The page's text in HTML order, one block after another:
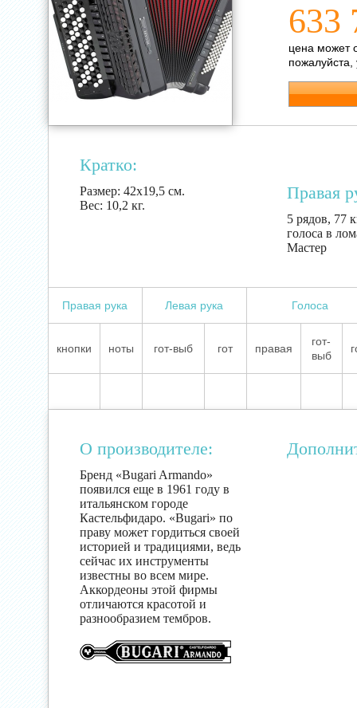
633
цена может
пожалуйста,
Кратко:
Размер: 42х19,5 см.
Вес: 10,2 кг.
Правая
5 рядов, 77
голоса в
Мастер
Правая рука Левая рука Голоса
кнопки ноты гот-выб гот правая
гот-
выб
О производителе:
Бренд «Bugari Armando»
появился еще в 1961 году в
итальянском городе
Кастельфидаро. «Bugari» по
праву может гордиться своей
историей и традициями, ведь
сейчас их инструменты
известны во всем мире.
Аккордеоны этой фирмы
отличаются красотой и
разнообразием тембров.